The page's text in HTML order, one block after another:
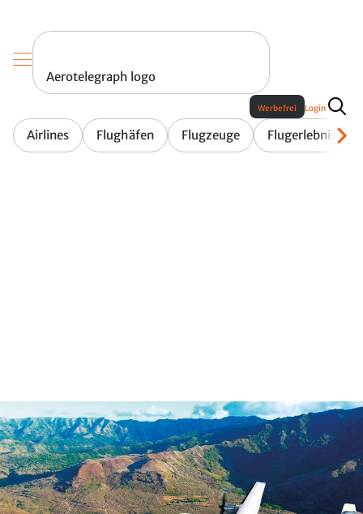
Aerotelegraph logo
Airlines Flughäfen Flugzeuge Flugerlebnis
Werbefrei Login